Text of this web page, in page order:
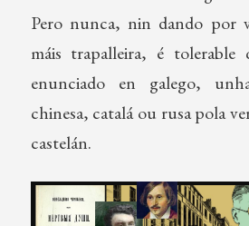
Pero nunca, nin dando por
máis trapalleira, é
enunciado en galego,
chinesa, catalá ou rusa pola
castelán.